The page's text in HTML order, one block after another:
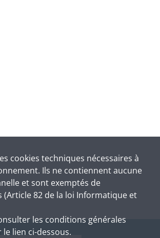
cookies techniques nécessaires à
Ils ne contiennent aucune
et sont exemptés de
(Article 82 de la loi Informatique et
les conditions générales
le lien ci-dessous.